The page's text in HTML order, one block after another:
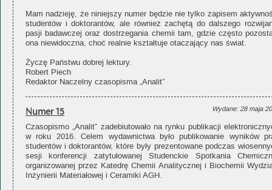
Mam nadzieję, że niniejszy numer będzie nie tylko zapisem
studentów i doktorantów, ale również zachętą do dalszego
pasji badawczej oraz dostrzegania chemii tam, gdzie często
ona niewidoczna, choć realnie kształtuje otaczający nas świat.
Życzę Państwu dobrej lektury.
Robert Piech
Redaktor Naczelny czasopisma „Analit”
Numer 15 Wydane: 28 maja
Czasopismo „Analit” zadebiutowało na rynku publikacji
w roku 2016. Celem wydawnictwa było publikowanie wyników
studentów i doktorantów, które były prezentowane podczas
sesji konferencji zatytułowanej Studenckie Spotkania
organizowanej przez Katedrę Chemii Analitycznej i Biochemii
Inżynierii Materiałowej i Ceramiki AGH.